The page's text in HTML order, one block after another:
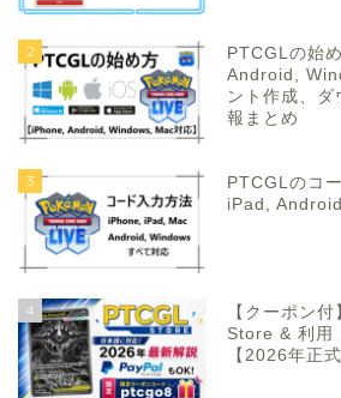
2
PTCGLの始
Android,
ント作成、
報まとめ
3
PTCGLのコ
iPad,
4
【クーポン
Store & 利用
【2026年正